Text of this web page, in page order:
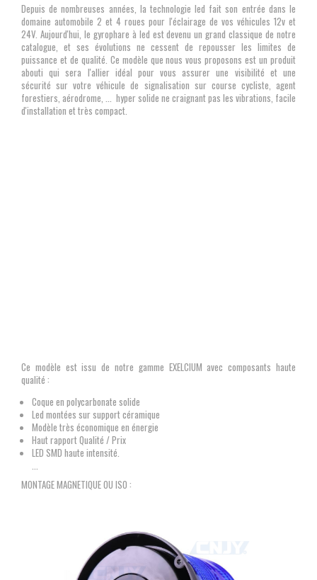
Depuis de nombreuses années, la technologie led fait son entrée dans le
domaine automobile 2 et 4 roues pour l'éclairage de vos véhicules 12v et
24V. Aujourd'hui, le gyrophare à led est devenu un grand classique de notre
catalogue, et ses évolutions ne cessent de repousser les limites de
puissance et de qualité. Ce modèle que nous vous proposons est un produit
abouti qui sera l'allier idéal pour vous assurer une visibilité et une
sécurité sur votre véhicule de signalisation sur course cycliste, agent
forestiers, aérodrome, ... hyper solide ne craignant pas les vibrations, facile
d'installation et très compact.
Ce modèle est issu de notre gamme EXELCIUM avec composants haute
qualité :
Coque en polycarbonate solide
Led montées sur support céramique
Modèle très économique en énergie
Haut rapport Qualité / Prix
LED SMD haute intensité.
MONTAGE MAGNETIQUE OU ISO :